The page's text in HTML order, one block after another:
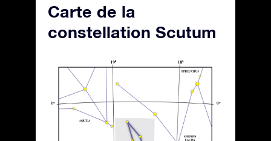
Carte de la
constellation Scutum